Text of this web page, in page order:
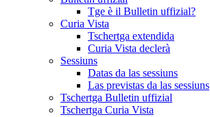
Tge è il Bulletin uffizial?
Curia Vista
Tschertga extendida
Curia Vista declerà
Sessiuns
Datas da las sessiuns
Las previstas da las sessiuns
Tschertga Bulletin uffizial
Tschertga Curia Vista